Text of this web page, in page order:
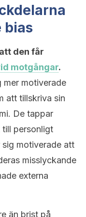
bias
den får
motgångar.
mer motiverade
att tillskriva sin
De tappar
personligt
motiverade att
misslyckande
externa
än brist på